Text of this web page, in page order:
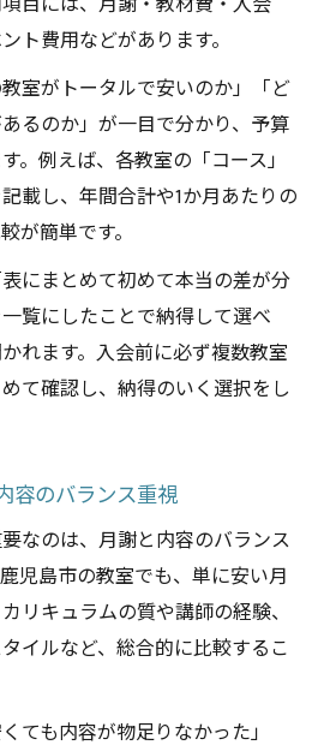
ト費用などがあります。
室がトータルで安いのか」「ど
るのか」が一目で分かり、予算
。例えば、各教室の「コース」
載し、年間合計や1か月あたりの
が簡単です。
にまとめて初めて本当の差が分
覧にしたことで納得して選べ
れます。入会前に必ず複数教室
て確認し、納得のいく選択をし
容のバランス重視
なのは、月謝と内容のバランス
児島市の教室でも、単に安い月
リキュラムの質や講師の経験、
イルなど、総合的に比較するこ
ても内容が物足りなかった」